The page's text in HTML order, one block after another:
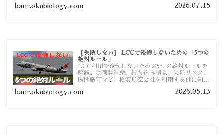
banzokubiology.com 2026.07.15
【失敗しない】 LCCで後悔しないための「5つの
絶対ルール」
LCC利用で後悔しないための5つの絶対ルールを
解説。手荷物料金、持ち込み制限、欠航リスク、
時間厳守など、格安航空会社を利用する前に知っ
す。
banzokubiology.com 2026.05.13